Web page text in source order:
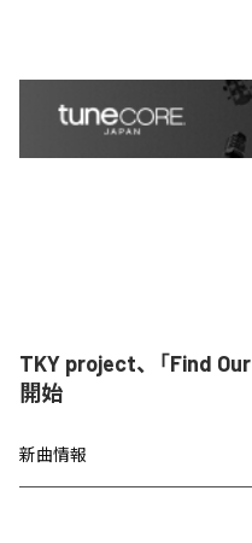
TKY project、「Find
開始
新曲情報